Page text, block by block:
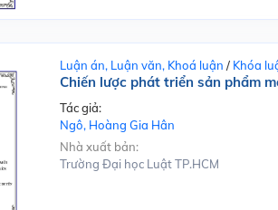
Luận án, Luận văn, Khoá luận / Khóa
Chiến lược phát triển sản phẩm
Tác giả:
Ngô, Hoàng Gia Hân
Nhà xuất bản:
Trường Đại học Luật TP.HCM